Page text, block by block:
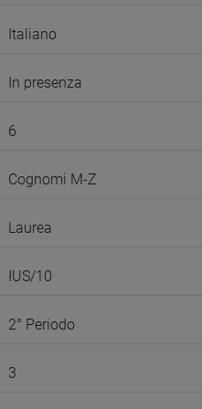
Italiano
In presenza
6
Cognomi M-Z
Laurea
IUS/10
2° Periodo
3